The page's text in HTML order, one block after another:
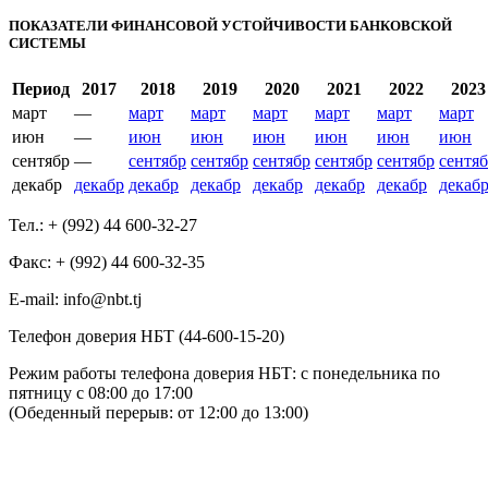
ПОКАЗАТЕЛИ ФИНАНСОВОЙ УСТОЙЧИВОСТИ БАНКОВСКОЙ
СИСТЕМЫ
Период 2017 2018 2019 2020 2021 2022
2023
март
— март март март март март
март
июн
— июн июн июн июн июн
июн
сентябр — сентябр сентябр сентябр сентябр сентябр
декабр
декабр декабр декабр декабр декабр декабр декабр
Тел.: + (992) 44 600-32-27
Факс: + (992) 44 600-32-35
Е-mail: info@nbt.tj
Телефон доверия НБТ (44-600-15-20)
Режим работы телефона доверия НБТ: с понедельника по
пятницу с 08:00 до 17:00
(Обеденный перерыв: от 12:00 до 13:00)